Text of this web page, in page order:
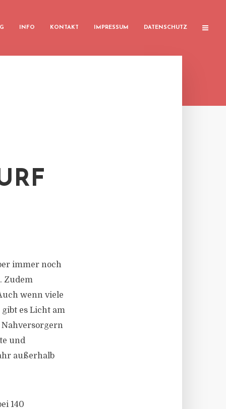
INFO KONTAKT IMPRESSUM DATENSCHUTZ
immer noch
Zudem
wenn viele
es Licht am
Nahversorgern
und
außerhalb
140